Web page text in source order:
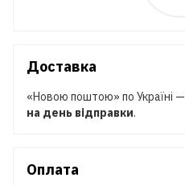
Доставка
«Новою поштою» по Україні —
на день відправки.
Оплата